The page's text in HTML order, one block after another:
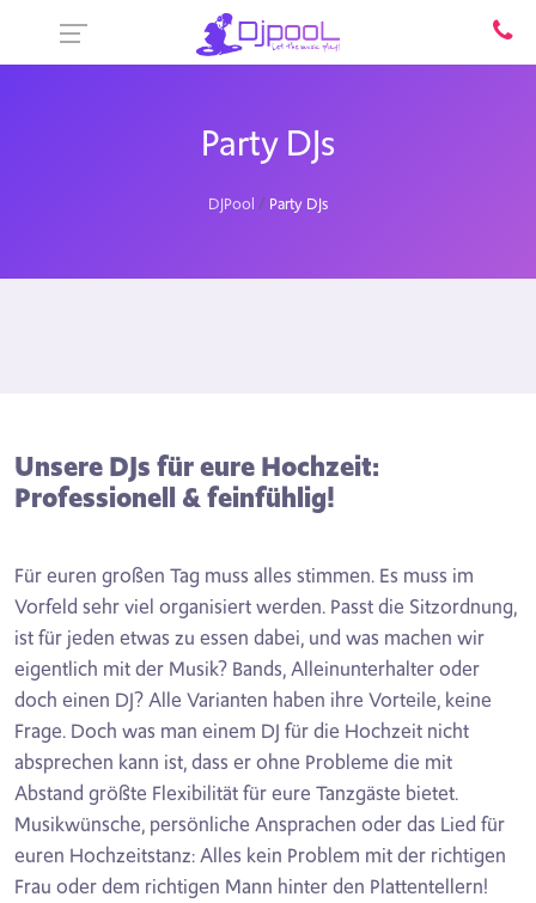
Party DJs
DJPool Party DJs
Unsere DJs für eure Hochzeit:
Professionell & feinfühlig!
Für euren großen Tag muss alles stimmen. Es muss im
Vorfeld sehr viel organisiert werden. Passt die Sitzordnung,
ist für jeden etwas zu essen dabei, und was machen wir
eigentlich mit der Musik? Bands, Alleinunterhalter oder
doch einen DJ? Alle Varianten haben ihre Vorteile, keine
Frage. Doch was man einem DJ für die Hochzeit nicht
absprechen kann ist, dass er ohne Probleme die mit
Abstand größte Flexibilität für eure Tanzgäste bietet.
Musikwünsche, persönliche Ansprachen oder das Lied für
euren Hochzeitstanz: Alles kein Problem mit der richtigen
Frau oder dem richtigen Mann hinter den Plattentellern!